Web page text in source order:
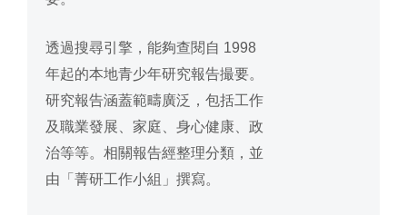
透過搜尋引擎，能夠查閱 自 1998
年起的本地青少年研究報告撮要。
研究報告涵蓋範疇廣泛，包括工作
及職業發展、家庭、 身心健康、 政
治等等。相關報告經整理分類，並
由「菁研工作小組」撰寫。